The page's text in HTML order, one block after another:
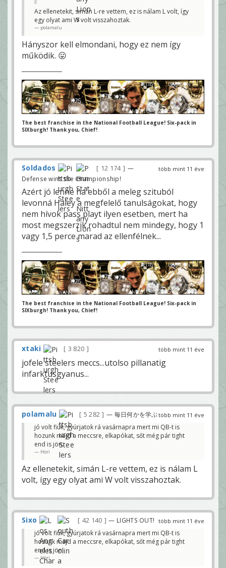
Az ellenetekit, simán L-re vettem, ez is nálam L volt, így
egy olyat ami W volt visszahoztak.
polamalu
Hányszor kell elmondani, hogy ez nem így
működik. 😛
The best franchise in the National Football League! Six-pack in
SIXburgh! Thank you, Chief!
több mint 11 éve
Soldados 12 174
—
Defense wins the Championship!
Azért jó lenne ha ebből a meleg szituból
levonná Haley a megfelelő tanulságokat, hogy
nem hívok pass playt ilyen esetben, mert ha
most megszerzik rohadtul nem mindegy, hogy 1
vagy 1,5 perce marad az ellenfélnek...
The best franchise in the National Football League! Six-pack in
SIXburgh! Thank you, Chief!
több mint 11 éve
xtaki 3 820
jofele steelers meccs...utolso pillanatig
infarktusgyanus...
több mint 11 éve
polamalu 5 282 — 毎日何かを学ぶ
jó volt fiúk, gyúrjatok rá vasárnapra mert mi QB-t is
hozunk majd a meccsre, elkapókat, sőt még pár tight
end is jön.
Höri
Az ellenetekit, simán L-re vettem, ez is nálam L
volt, így egy olyat ami W volt visszahoztak.
több mint 11 éve
Sixo 42 140 — LIGHTS OUT!
jó volt fiúk, gyúrjatok rá vasárnapra mert mi QB-t is
hozunk majd a meccsre, elkapókat, sőt még pár tight
end is jön.
Höri